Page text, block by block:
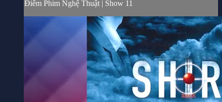
Điểm Phim Nghệ Thuật | Show 11